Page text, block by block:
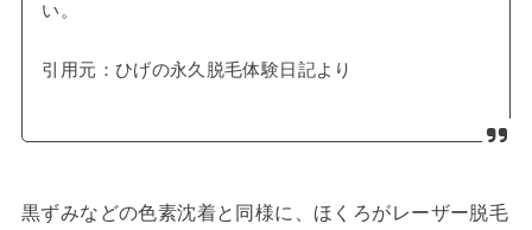
い。
引用元：ひげの永久脱毛体験日記より
黒ずみなどの色素沈着と同様に、ほくろがレーザー脱毛